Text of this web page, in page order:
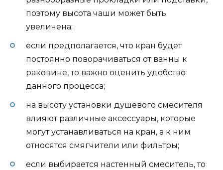
поэтому высота чаши может быть
увеличена;
если предполагается, что кран будет
постоянно поворачиваться от ванны к
раковине, то важно оценить удобство
данного процесса;
на высоту установки душевого смесителя
влияют различные аксессуары, которые
могут устанавливаться на кран, а к ним
относятся смягчители или фильтры;
если выбирается настенный смеситель, то